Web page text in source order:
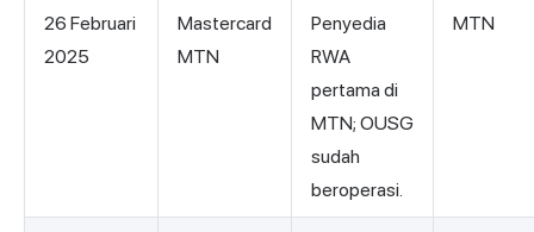
26 Februari
2025
Mastercard
MTN
Penyedia
RWA
pertama di
MTN; OUSG
sudah
beroperasi.
MTN